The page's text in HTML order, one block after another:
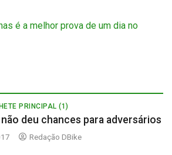
é a melhor prova de um dia no
PRINCIPAL (1)
deu chances para adversários
Redação DBike